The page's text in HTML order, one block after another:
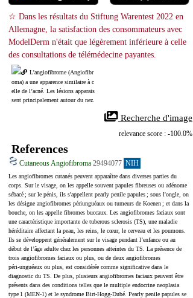
☆ Dans les résultats du Stiftung Warentest 2022 en
Allemagne, la satisfaction des consommateurs avec
ModelDerm n'était que légèrement inférieure à celle
des consultations de télémédecine payantes.
L'angiofibrome (Angiofibr
oma) a une apparence similaire à c
elle de l’acné. Les lésions apparais
sent principalement autour du nez.
Recherche d'image
relevance score : -100.0%
References
Cutaneous Angiofibroma 29494077 NIH
Les angiofibromes cutanés peuvent apparaître dans diverses parties du
corps. Sur le visage, on les appelle souvent papules fibreuses ou adénome
sébacé ; sur le pénis, ils s'appellent pearly penile papules ; sous l'ongle, on
les désigne angiofibromes périunguéaux ou tumeurs de Koenen ; et dans la
bouche, on les appelle fibromes buccaux. Les angiofibromes faciaux sont
une caractéristique importante de tuberous sclerosis (TS), une maladie
héréditaire affectant la peau, les reins, le cœur, le cerveau et les poumons.
Ils se développent généralement sur le visage pendant l’enfance ou au
début de l’âge adulte chez les personnes atteintes du TS. La présence de
trois angiofibromes faciaux ou plus, ou de deux angiofibromes
péri‑unguéaux ou plus, est considérée comme significative dans le
diagnostic du TS. De plus, plusieurs angiofibromes faciaux peuvent être
présents dans des conditions telles que le multiple endocrine neoplasia
type 1 (MEN‑1) et le syndrome Birt‑Hogg‑Dubé. Pearly penile papules se